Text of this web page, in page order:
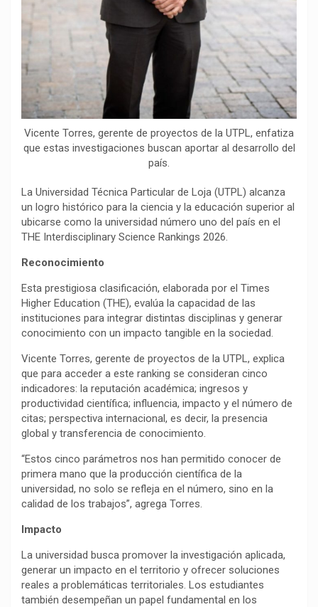
Vicente Torres, gerente de proyectos de la UTPL, enfatiza
que estas investigaciones buscan aportar al desarrollo del
país.
La Universidad Técnica Particular de Loja (UTPL) alcanza
un logro histórico para la ciencia y la educación superior al
ubicarse como la universidad número uno del país en el
THE Interdisciplinary Science Rankings 2026.
Reconocimiento
Esta prestigiosa clasificación, elaborada por el Times
Higher Education (THE), evalúa la capacidad de las
instituciones para integrar distintas disciplinas y generar
conocimiento con un impacto tangible en la sociedad.
Vicente Torres, gerente de proyectos de la UTPL, explica
que para acceder a este ranking se consideran cinco
indicadores: la reputación académica; ingresos y
productividad científica; influencia, impacto y el número de
citas; perspectiva internacional, es decir, la presencia
global y transferencia de conocimiento.
“Estos cinco parámetros nos han permitido conocer de
primera mano que la producción científica de la
universidad, no solo se refleja en el número, sino en la
calidad de los trabajos”, agrega Torres.
Impacto
La universidad busca promover la investigación aplicada,
generar un impacto en el territorio y ofrecer soluciones
reales a problemáticas territoriales. Los estudiantes
también desempeñan un papel fundamental en los